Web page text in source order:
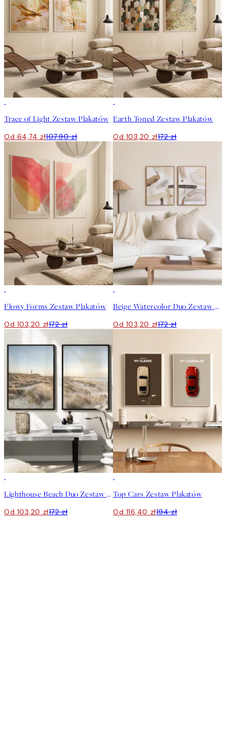
Trace of Light Zestaw Plakatów
Od 64,74 zł107,90 zł
Earth Toned Zestaw Plakatów
Od 103,20 zł172 zł
Flowy Forms Zestaw Plakatów
Od 103,20 zł172 zł
Beige Watercolor Duo Zestaw plakatów
Od 103,20 zł172 zł
Lighthouse Beach Duo Zestaw plakatów
Od 103,20 zł172 zł
Top Cars Zestaw Plakatów
Od 116,40 zł194 zł